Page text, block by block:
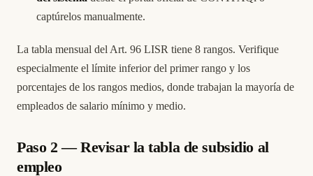
captúrelos manualmente.
La tabla mensual del Art. 96 LISR tiene 8 rangos. Verifique
especialmente el límite inferior del primer rango y los
porcentajes de los rangos medios, donde trabajan la mayoría de
empleados de salario mínimo y medio.
Paso 2 — Revisar la tabla de subsidio al
empleo